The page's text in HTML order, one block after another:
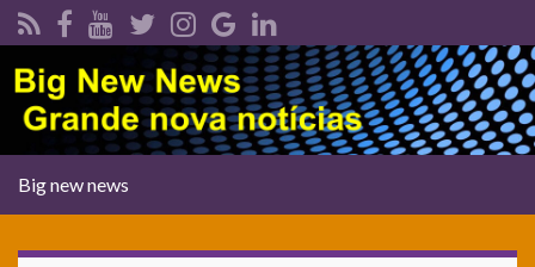
navegação
Big new news